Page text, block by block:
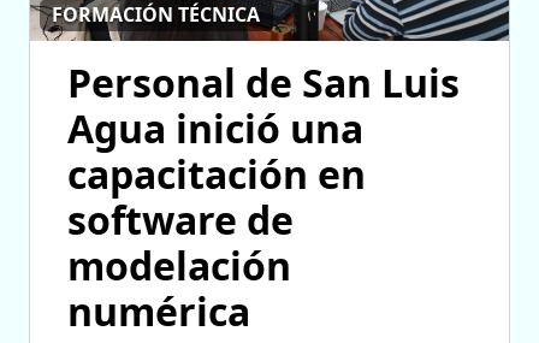
FORMACIÓN TÉCNICA
Personal de San Luis
Agua inició una
capacitación en
software de
modelación
numérica